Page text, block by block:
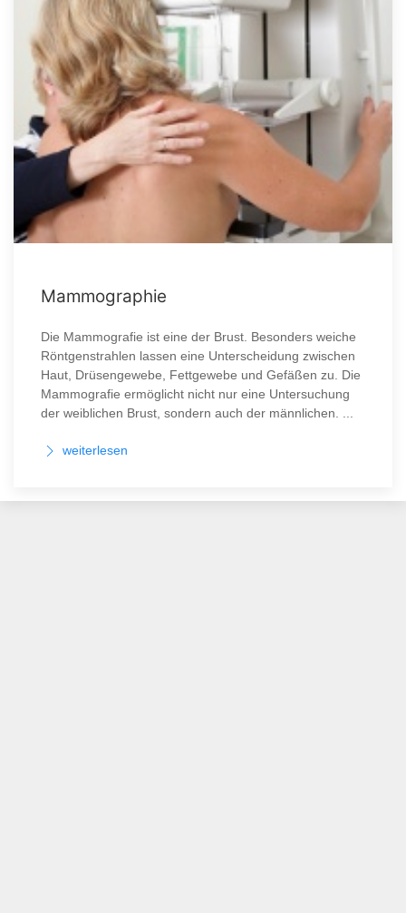
Mammographie
Die Mammografie ist eine der Brust. Besonders weiche
Röntgenstrahlen lassen eine Unterscheidung zwischen
Haut, Drüsengewebe, Fettgewebe und Gefäßen zu. Die
Mammografie ermöglicht nicht nur eine Untersuchung
der weiblichen Brust, sondern auch der männlichen. ...
weiterlesen